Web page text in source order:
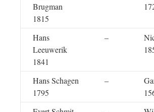
Brugman
1815
Hans
Leeuwerik
1841
–
Hans Schagen
1795
–